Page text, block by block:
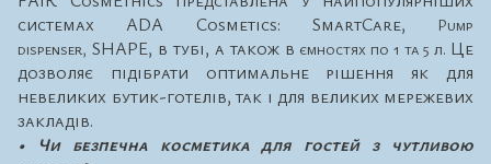
системах ADA Cosmetics: SmartCare,
Pump
dispenser, SHAPE, в тубі, а також в ємностях по 1 та 5 л. Це
дозволяє підібрати оптимальне рішення як для
невеликих бутик-готелів, так і для великих мережевих
закладів.
• Чи безпечна косметика для гостей з чутливою